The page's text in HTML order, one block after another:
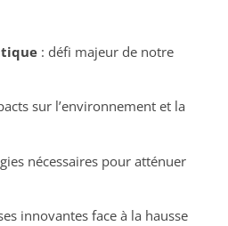
: défi majeur de notre
sur l’environnement et la
nécessaires pour atténuer
innovantes face à la hausse